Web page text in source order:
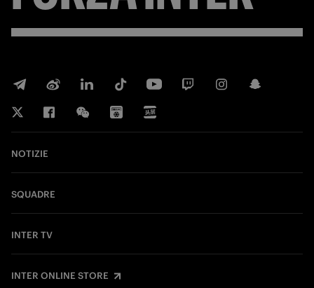
NOTIZIE
SQUADRE
INTER TV
INTER ONLINE STORE